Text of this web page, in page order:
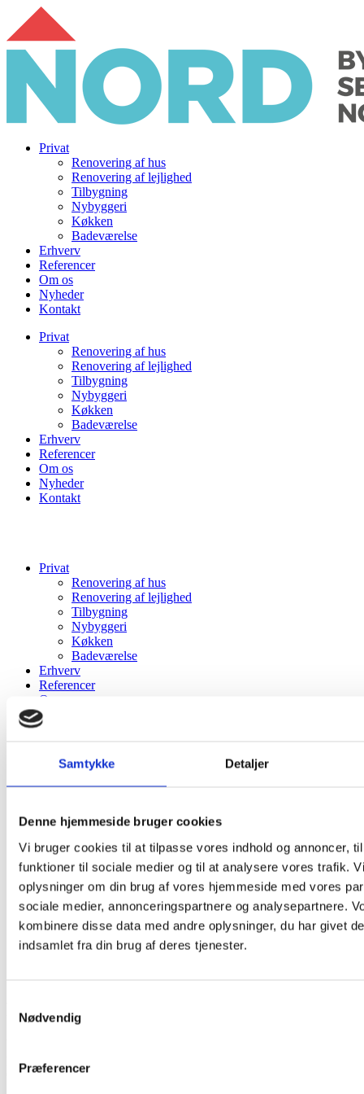
Samtykke Detaljer
Denne hjemmeside bruger cookies
Vi bruger cookies til at tilpasse vores indhold og annoncer,
funktioner til sociale medier og til at analysere vores trafik.
oplysninger om din brug af vores hjemmeside med vores
sociale medier, annonceringspartnere og analysepartnere.
kombinere disse data med andre oplysninger, du har givet
indsamlet fra din brug af deres tjenester.
Nødvendig
Præferencer
Videre
til
indhold
Privat
Renovering af hus
Renovering af lejlighed
Tilbygning
Nybyggeri
Køkken
Badeværelse
Erhverv
Referencer
Om os
Nyheder
Kontakt
Privat
Renovering af hus
Renovering af lejlighed
Tilbygning
Nybyggeri
Køkken
Badeværelse
Erhverv
Referencer
Om os
Nyheder
Kontakt
Privat
Renovering af hus
Renovering af lejlighed
Tilbygning
Nybyggeri
Køkken
Badeværelse
Erhverv
Referencer
Om os
Nyheder
Kontakt
Privat
Renovering af hus
Renovering af lejlighed
Nybyggeri
Køkken
Badeværelse
Erhverv
Referencer
Om os
Nyheder
Kontakt
Facaderenovering i Dannebrogsgade
ejendommen, så den er klar til de næste mange år.